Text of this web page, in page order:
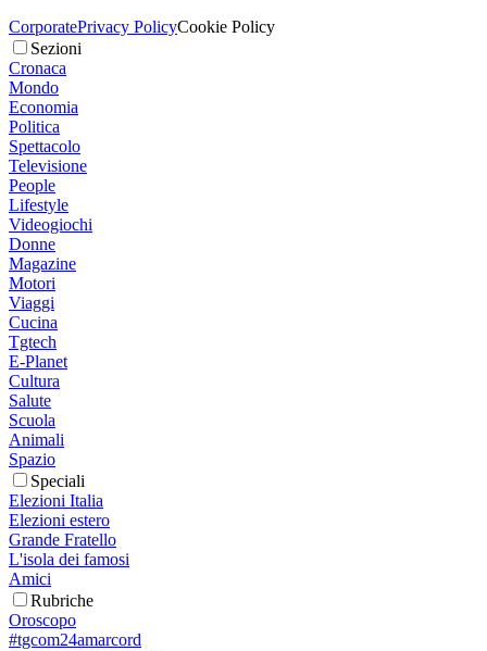
CorporatePrivacy PolicyCookie Policy
Sezioni
Cronaca
Mondo
Economia
Politica
Spettacolo
Televisione
People
Lifestyle
Videogiochi
Donne
Magazine
Motori
Viaggi
Cucina
Tgtech
E-Planet
Cultura
Salute
Scuola
Animali
Spazio
Speciali
Elezioni Italia
Elezioni estero
Grande Fratello
L'isola dei famosi
Amici
Rubriche
Oroscopo
#tgcom24amarcord